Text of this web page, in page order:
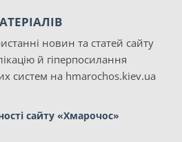
новин та статей сайту
й гіперпосилання
систем на hmarochos.kiev.ua
сайту «Хмарочос»